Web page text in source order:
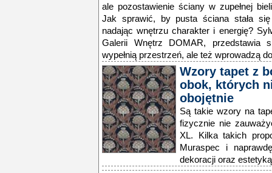
ale pozostawienie ściany w zupełnej
Jak sprawić, by pusta ściana stała
nadając wnętrzu charakter i energię?
Galerii Wnętrz DOMAR, przedstawia
wypełnią przestrzeń, ale też wprowadzą
Wzory tapet z
obok, których
obojętnie
Są takie wzory na
fizycznie nie
XL. Kilka takich
Muraspec i
dekoracji oraz